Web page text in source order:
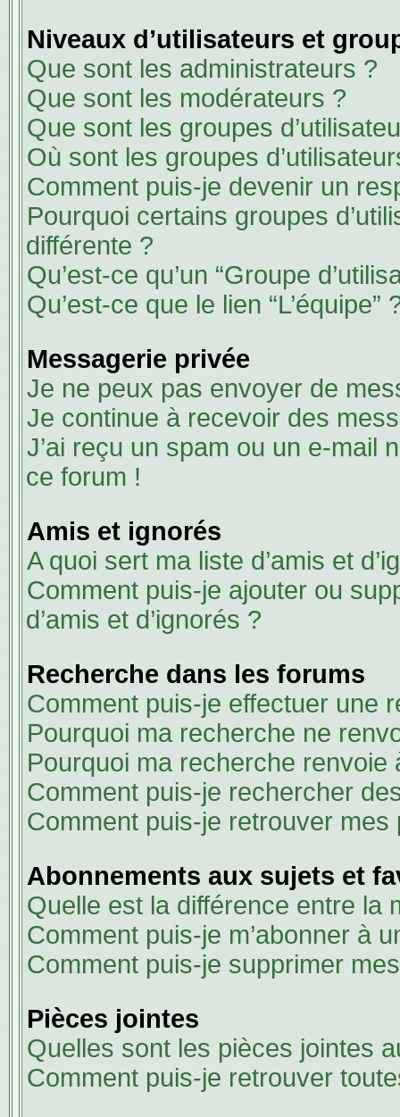
Niveaux d’utilisateurs et
Que sont les administrateurs ?
Que sont les modérateurs ?
Que sont les groupes
Où sont les groupes
Comment puis-je devenir un
Pourquoi certains groupes
différente ?
Qu’est-ce qu’un “Groupe
Qu’est-ce que le lien “L’équipe”
Messagerie privée
Je ne peux pas envoyer de
Je continue à recevoir des
J’ai reçu un spam ou un e-mail
ce forum !
Amis et ignorés
A quoi sert ma liste d’amis et
Comment puis-je ajouter ou
d’amis et d’ignorés ?
Recherche dans les forums
Comment puis-je effectuer une
Pourquoi ma recherche ne
Pourquoi ma recherche renvoie
Comment puis-je rechercher
Comment puis-je retrouver
Abonnements aux sujets et
Quelle est la différence entre la
Comment puis-je m’abonner à
Comment puis-je supprimer
Pièces jointes
Quelles sont les pièces jointes
Comment puis-je retrouver